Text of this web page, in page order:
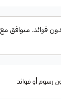
الاستهلاك
رسوم أو فوائد